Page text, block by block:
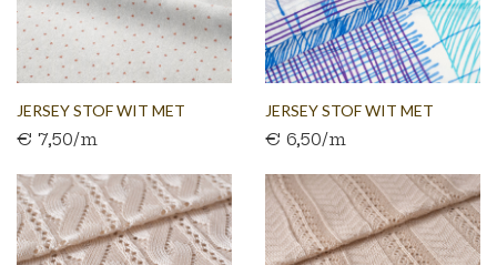
JERSEY STOF WIT MET
RODE...
€ 7,50/m
JERSEY STOF WIT MET
BLAUW...
€ 6,50/m